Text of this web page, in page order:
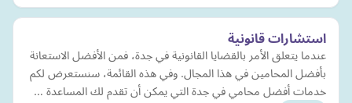
استشارات قانونية
عندما يتعلق الأمر بالقضايا القانونية في جدة، فمن الأفضل الاستعانة
بأفضل المحامين في هذا المجال. وفي هذه القائمة، سنستعرض لكم
خدمات أفضل محامي في جدة التي يمكن أن تقدم لك المساعدة …